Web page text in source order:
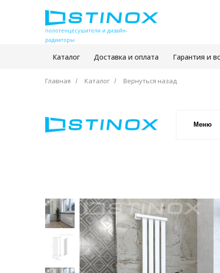
полотенцесушители и дизайн-
радиаторы
Каталог Доставка и оплата Гарантия и
Главная / Каталог / Вернуться назад
Меню